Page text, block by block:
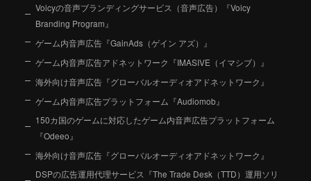
Voicyの音声ブランディングサービス（音声広告）『Voicy
Branding Program』
ゲーム内音声広告『GainAds（ゲイン アズ）』
ゲーム内音声広告アドネットワーク『IMASIVE（イマシブ）』
海外向け音声広告『グローバルオーディオアドネットワーク』
ゲーム内音声広告プラットフォーム『Audiomob』
150カ国のゲームに対応したゲーム内音声広告プラットフォーム
『Odeeo』
海外向け音声広告『グローバルオーディオアドネットワーク』
DSPの広告運用代理サービス『The Trade Desk（TTD）運用ソリ